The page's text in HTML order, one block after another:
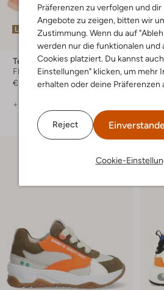
Präferenzen zu verfolgen und
Angebote zu zeigen, bitten wir
Zustimmung. Wenn du auf
werden nur die funktionalen und
Cookies platziert. Du kannst
Einstellungen" klicken, um mehr
erhalten oder deine Präferenzen
Reject
Cookie-
Letzte Größen
Teva
Flache Sandalen
€ 54,99
+ mehr farben
-
Ab